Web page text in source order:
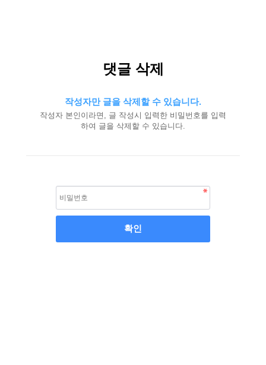
댓글 삭제
작성자만 글을 삭제할 수 있습니다.
작성자 본인이라면, 글 작성시 입력한 비밀번호를 입력
하여 글을 삭제할 수 있습니다.